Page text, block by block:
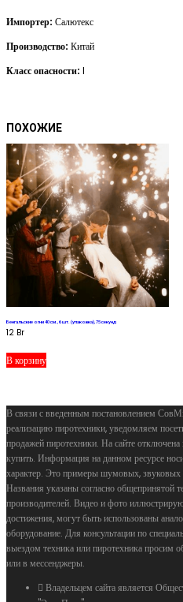
Импортер: Салютекс
Производство: Китай
Класс опасности: I
ПОХОЖИЕ
Бенгальские огни 40 см., 6 шт. (упаковка), 75 секунд
12 Br
В корзину
В связи с введенным постановлением
реализацию пиротехники, уведомляем
продажей пиротехники. На сайте
купить. Информация на данном ресурсе
характер. Это примеры шумовых, звуковых
Названия указаны согласно общепринятой
производителей. Видео и фото
достижения, могут быть использованы
оборудование. Для консультации по
выездом техника или пиротехника просим
или в мессенджеры.
Владельцем сайта является